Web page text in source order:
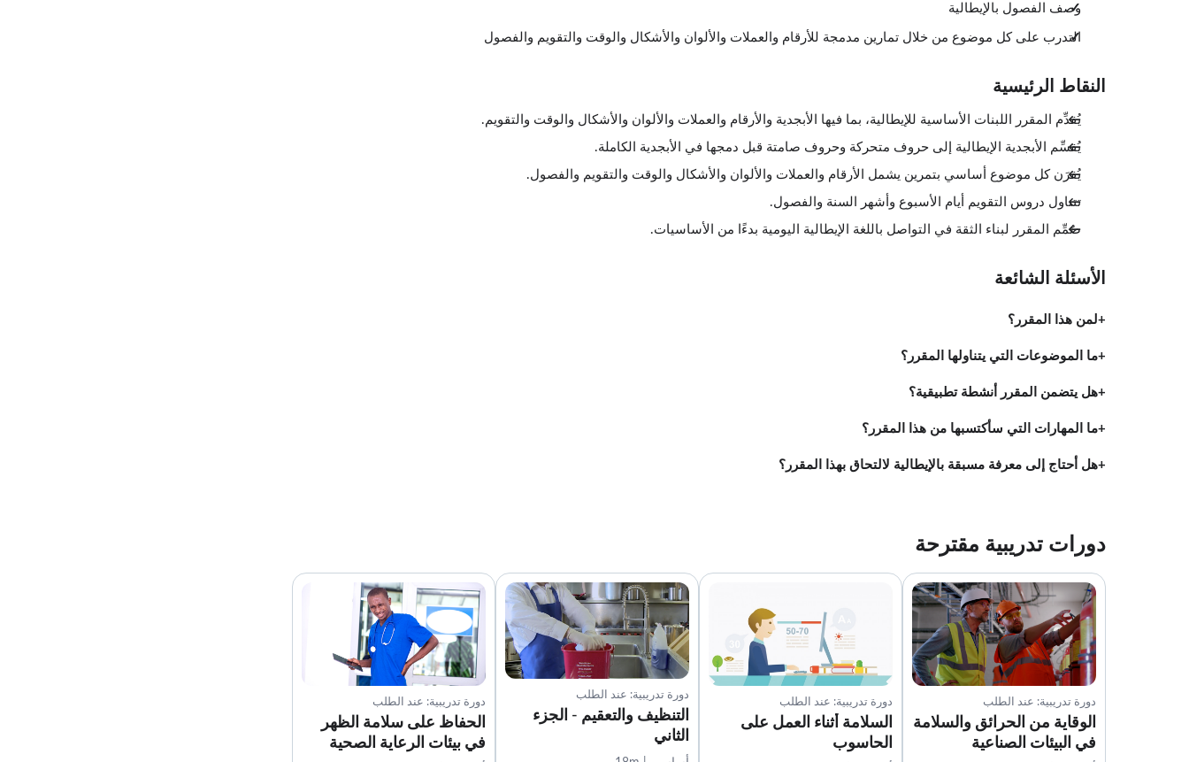
وصف الفصول بالإيطالية
التدرب على كل موضوع من خلال تمارين مدمجة للأرقام والعملات والألوان والأشكال والوقت والتقويم والفصول
النقاط الرئيسية
يُقدِّم المقرر اللبنات الأساسية للإيطالية، بما فيها الأبجدية والأرقام والعملات والألوان والأشكال والوقت والتقويم.
يُقسِّم الأبجدية الإيطالية إلى حروف متحركة وحروف صامتة قبل دمجها في الأبجدية الكاملة.
يُقرَن كل موضوع أساسي بتمرين يشمل الأرقام والعملات والألوان والأشكال والوقت والتقويم والفصول.
تتناول دروس التقويم أيام الأسبوع وأشهر السنة والفصول.
صُمِّم المقرر لبناء الثقة في التواصل باللغة الإيطالية اليومية بدءًا من الأساسيات.
الأسئلة الشائعة
لمن هذا المقرر؟
ما الموضوعات التي يتناولها المقرر؟
هل يتضمن المقرر أنشطة تطبيقية؟
ما المهارات التي سأكتسبها من هذا المقرر؟
هل أحتاج إلى معرفة مسبقة بالإيطالية لالتحاق بهذا المقرر؟
دورات تدريبية مقترحة
دورة تدريبية: عند الطلب
الوقاية من الحرائق والسلامة
في البيئات الصناعية
دورة تدريبية: عند الطلب
السلامة أثناء العمل على
الحاسوب
دورة تدريبية: عند الطلب
التنظيف والتعقيم - الجزء
الثاني
دورة تدريبية: عند الطلب
الحفاظ على سلامة الظهر
في بيئات الرعاية الصحية